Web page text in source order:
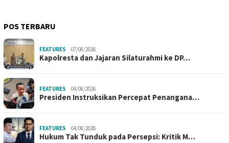
POS TERBARU
FEATURES 07/08/2026
Kapolresta dan Jajaran Silaturahmi ke DP…
FEATURES 04/08/2026
Presiden Instruksikan Percepat Penangana…
FEATURES 04/08/2026
Hukum Tak Tunduk pada Persepsi: Kritik M…